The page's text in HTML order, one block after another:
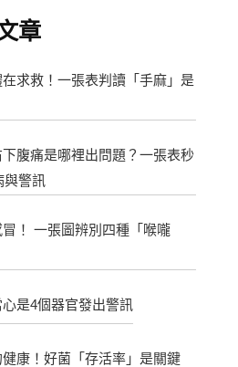
章
求救！一張表判讀「手麻」是
腹痛是哪裡出問題？一張表秒
警訊
！ 一張圖辨別四種「喉嚨
是4個器官發出警訊
康！好菌「存活率」是關鍵